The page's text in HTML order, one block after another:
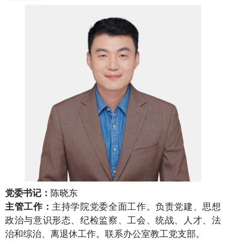
党委书记： 陈晓东
主管工作： 主持学院党委全面工作。负责党建、思想
政治与意识形态、纪检监察、工会、统战、人才、法
治和综治、离退休工作。联系办公室教工党支部。